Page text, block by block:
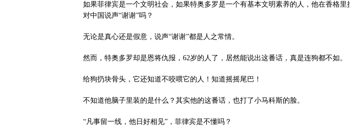
如果菲律宾是一个文明社会，如果特奥多罗是一个有基本文明素养的人，他在香格里
对中国说声“谢谢”吗？
无论是真心还是假意，说声“谢谢”都是人之常情。
然而，特奥多罗却是恩将仇报，62岁的人了，居然能说出这番话，真是连狗都不如。
给狗扔块骨头，它还知道不咬喂它的人！知道摇摇尾巴！
不知道他脑子里装的是什么？其实他的这番话，也打了小马科斯的脸。
“凡事留一线，他日好相见”，菲律宾是不懂吗？